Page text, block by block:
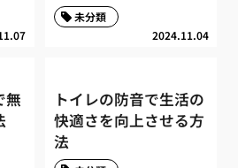
2024.11.04
未分類
無
トイレの防音で生活の
快適さを向上させる方
法